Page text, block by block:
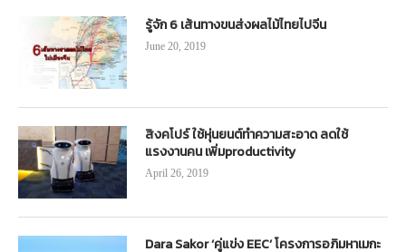
รู้จัก 6 เส้นทางขนส่งผลไม้ไทยไปจีน
June 20, 2019
สิงคโปร์ ใช้หุ่นยนต์ทำความสะอาด ลดใช้
แรงงานคน เพิ่มproductivity
April 26, 2019
Dara Sakor ‘คู่แข่ง EEC’ โครงการอภิมหาเมกะ